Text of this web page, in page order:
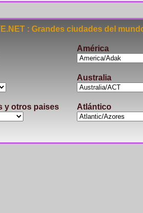
: Grandes ciudades del
América
Australia
y otros paises Atlántico